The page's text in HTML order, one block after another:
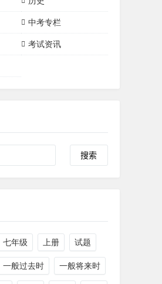
一次函数
圆
化学常识中考专栏
考试资讯
七年级 上册 试题
一般过去时 一般将来时